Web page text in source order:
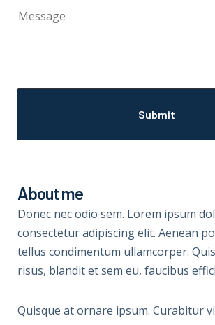
About me
Donec nec odio sem. Lorem ipsum
consectetur adipiscing elit. Aenean
tellus condimentum ullamcorper.
risus, blandit et sem eu, faucibus
Quisque at ornare ipsum. Curabitur